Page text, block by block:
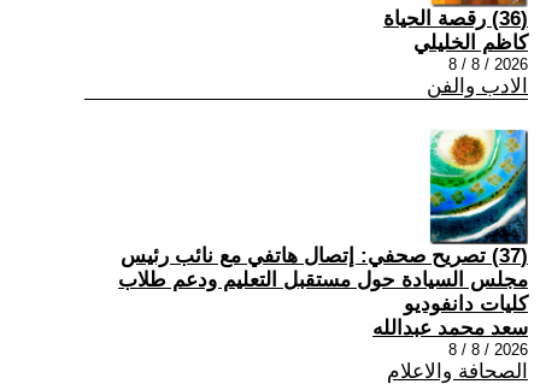
(36) رقصة الحياة
كاظم الخليلي
2026 / 8 / 8
الادب والفن
(37) تصريح صحفي: إتصال هاتفي مع نائب رئيس
مجلس السيادة حول مستقبل التعليم ودعم طلاب
كليات دانفوديو
سعد محمد عبدالله
2026 / 8 / 8
الصحافة والاعلام